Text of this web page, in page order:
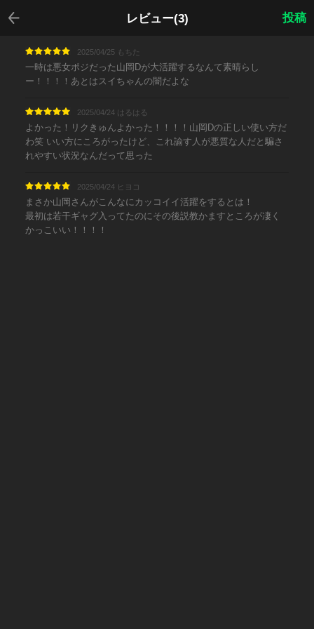
レビュー(3)
戻る
投稿
2025/04/25 もちた
一時は悪女ポジだった山岡Dが大活躍するなんて素晴らし
ー！！！！あとはスイちゃんの闇だよな
2025/04/24 はるはる
よかった！リクきゅんよかった！！！！山岡Dの正しい使い方だ
わ笑 いい方にころがったけど、これ諭す人が悪質な人だと騙さ
れやすい状況なんだって思った
2025/04/24 ヒヨコ
まさか山岡さんがこんなにカッコイイ活躍をするとは！
最初は若干ギャグ入ってたのにその後説教かますところが凄く
かっこいい！！！！